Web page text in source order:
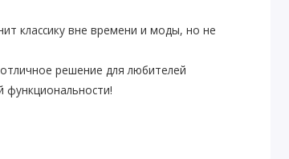
классику вне времени и моды, но не
решение для любителей
функциональности!